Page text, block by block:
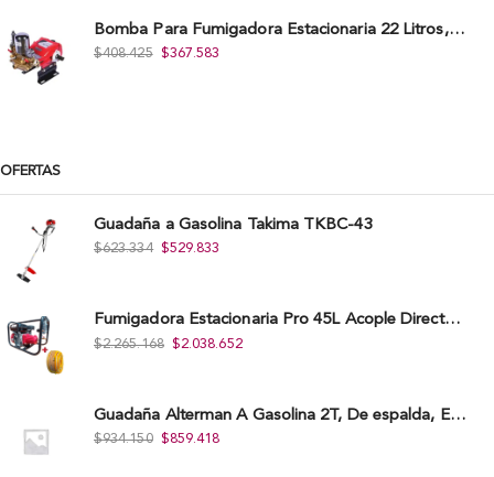
Bomba Para Fumigadora Estacionaria 22 Litros, Xp22-I.
$408.425 $367.583
OFERTAS
Guadaña a Gasolina Takima TKBC-43
$623.334 $529.833
Fumigadora Estacionaria Pro 45L Acople Directo con Accesorios
$2.265.168 $2.038.652
Guadaña Alterman A Gasolina 2T, De espalda, Eje Flexible, 43Cc, Xbc43B-I
$934.150 $859.418